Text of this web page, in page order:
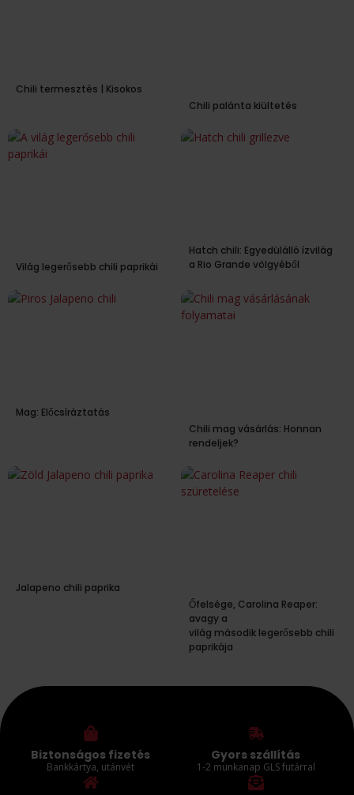
Chili termesztés | Kisokos
Chili palánta kiültetés
Világ legerősebb chili paprikái
Hatch chili: Egyedülálló ízvilág
a Rio Grande völgyéből
Mag: Előcsíráztatás
Chili mag vásárlás: Honnan
rendeljek?
Jalapeno chili paprika
Őfelsége, Carolina Reaper:
avagy a
világ második legerősebb chili
paprikája
Biztonságos fizetés
Bankkártya, utánvét
Gyors szállítás
1-2 munkanap GLS futárral